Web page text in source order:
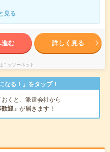
見る
む 詳しく見る
ニッソーネット
る！」をタップ！
くと、派遣会社から
歓迎」 が届きます！